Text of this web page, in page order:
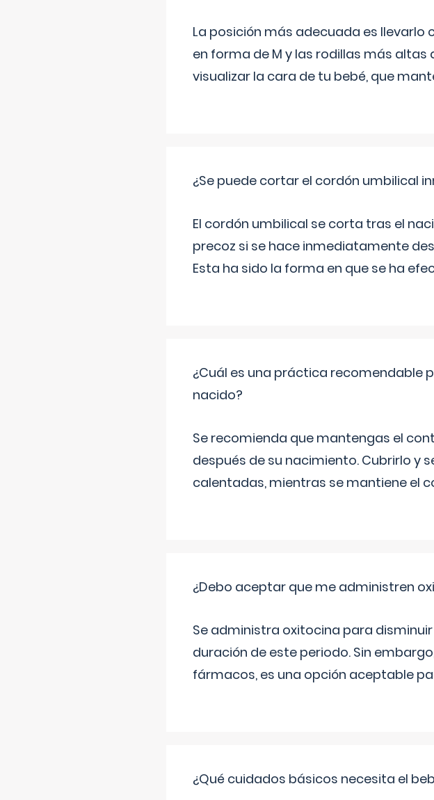
La posición más adecuada es llevarlo
en forma de M y las rodillas más
visualizar la cara de tu bebé, que
¿Se puede cortar el cordón umbilical
El cordón umbilical se corta tras el
precoz si se hace inmediatamente
Esta ha sido la forma en que se ha
¿Cuál es una práctica recomendable
nacido?
Se recomienda que mantengas el
después de su nacimiento. Cubrirlo y
calentadas, mientras se mantiene el
¿Debo aceptar que me administren
Se administra oxitocina para
duración de este periodo. Sin
fármacos, es una opción aceptable
¿Qué cuidados básicos necesita el